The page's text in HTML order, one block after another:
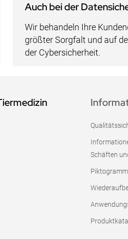
Auch bei der
Wir behandeln Ihre
größter Sorgfalt und auf
der Cybersicherheit.
Schäften